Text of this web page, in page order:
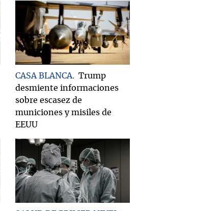
CASA BLANCA
Trump
desmiente informaciones
sobre escasez de
municiones y misiles de
EEUU